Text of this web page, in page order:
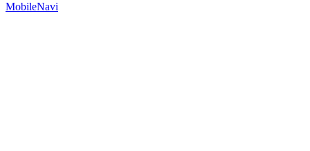
MobileNavi